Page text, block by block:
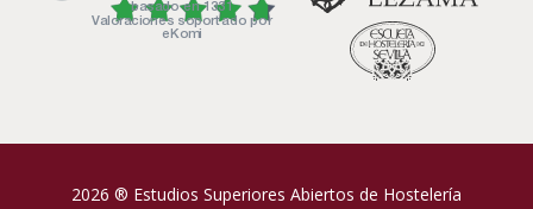
basado en1331
Valoraciones soportado por
eKomi
2026 ® Estudios Superiores Abiertos de Hostelería